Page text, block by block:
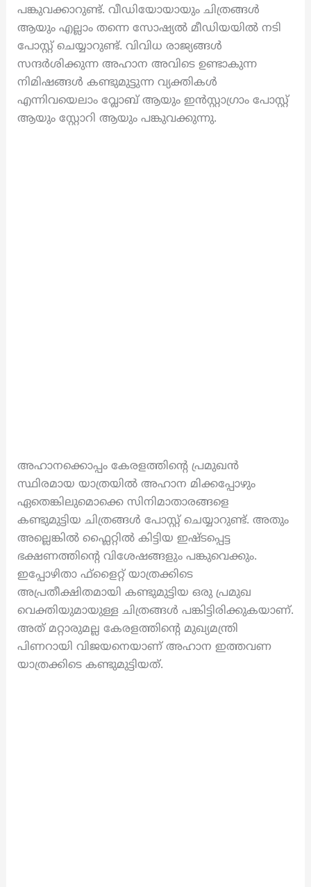
പങ്കുവക്കാറുണ്ട്. വീഡിയോയായും ചിത്രങ്ങൾ
ആയും എല്ലാം തന്നെ സോഷ്യൽ മീഡിയയിൽ നടി
പോസ്റ്റ് ചെയ്യാറുണ്ട്. വിവിധ രാജ്യങ്ങൾ
സന്ദർശിക്കുന്ന അഹാന അവിടെ ഉണ്ടാകുന്ന
നിമിഷങ്ങൾ കണ്ടുമുട്ടുന്ന വ്യക്തികൾ
എന്നിവയെലാം വ്ലോബ് ആയും ഇൻസ്റ്റാഗ്രാം പോസ്റ്റ്
ആയും സ്റ്റോറി ആയും പങ്കുവക്കുന്നു.
അഹാനക്കൊപ്പം കേരളത്തിന്റെ പ്രമുഖൻ
സ്ഥിരമായ യാത്രയിൽ അഹാന മിക്കപ്പോഴും
ഏതെങ്കിലുമൊക്കെ സിനിമാതാരങ്ങളെ
കണ്ടുമുട്ടിയ ചിത്രങ്ങള്‍ പോസ്റ്റ് ചെയ്യാറുണ്ട്. അതും
അല്ലെങ്കിൽ ഫ്ലൈറ്റില്‍ കിട്ടിയ ഇഷ്ടപ്പെട്ട
ഭക്ഷണത്തിന്‍റെ വിശേഷങ്ങളും പങ്കുവെക്കും.
ഇപ്പോഴിതാ ഫ്‌ളൈറ്റ് യാത്രക്കിടെ
അപ്രതീക്ഷിതമായി കണ്ടുമുട്ടിയ ഒരു പ്രമുഖ
വെക്തിയുമായുള്ള ചിത്രങ്ങൾ പങ്കിട്ടിരിക്കുകയാണ്.
അത് മറ്റാരുമല്ല കേരളത്തിന്റെ മുഖ്യമന്ത്രി
പിണറായി വിജയനെയാണ് അഹാന ഇത്തവണ
യാത്രക്കിടെ കണ്ടുമുട്ടിയത്.